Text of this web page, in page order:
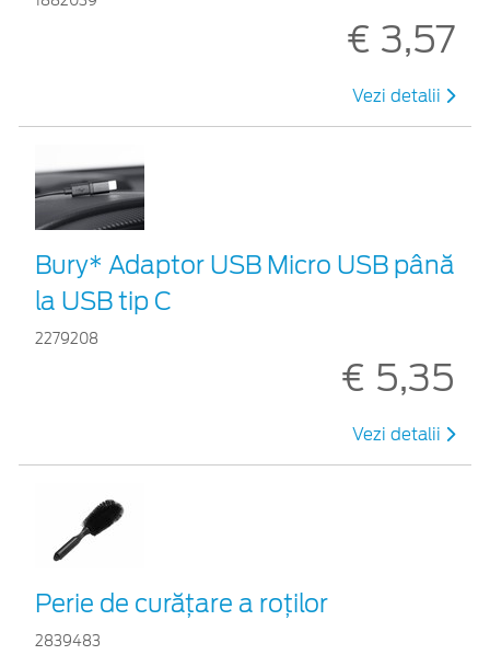
€ 3,57
Vezi detalii
Bury* Adaptor USB Micro USB până
la USB tip C
2279208
€ 5,35
Vezi detalii
Perie de curățare a roților
2839483